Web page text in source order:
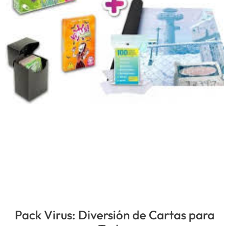
Pack Virus: Diversión de Cartas para